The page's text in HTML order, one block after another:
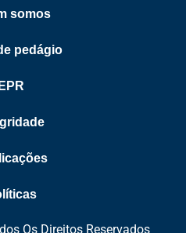
somos
pedágio
EPR
Os Direitos Reservados